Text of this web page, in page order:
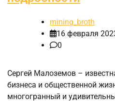
mining_broth
16 февраля
0
Сергей Малоземов –
бизнеса и общественной
многогранный и